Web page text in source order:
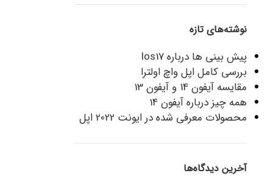
نوشته‌های تازه
پیش بینی ها درباره Ios17
بررسی کامل اپل واچ اولترا
مقایسه آیفون 14 و آیفون 13
همه چیز درباره آیفون 14
محصولات معرفی شده در ایونت 2022 اپل
آخرین دیدگاه‌ها